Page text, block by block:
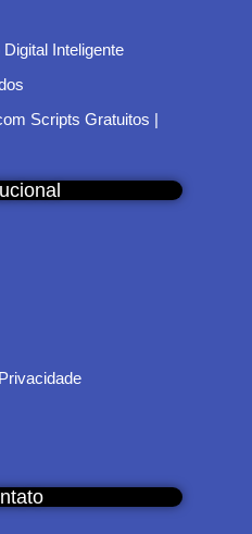
Inteligente
Scripts Gratuitos |